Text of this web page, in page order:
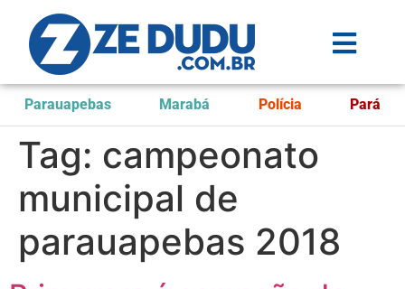
Parauapebas Marabá Polícia Pará
Tag: campeonato
municipal de
parauapebas 2018